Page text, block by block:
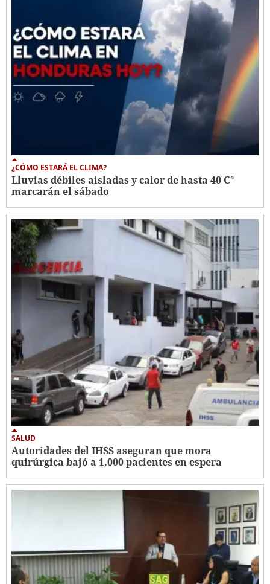
¿CÓMO ESTARÁ EL CLIMA?
Lluvias débiles aisladas y calor de hasta 40 C°
marcarán el sábado
SALUD
Autoridades del IHSS aseguran que mora
quirúrgica bajó a 1,000 pacientes en espera